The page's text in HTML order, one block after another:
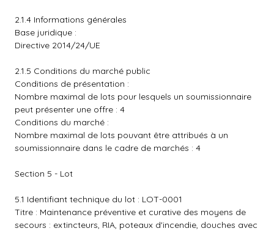
2.1.4 Informations générales
Base juridique :
Directive 2014/24/UE
2.1.5 Conditions du marché public
Conditions de présentation :
Nombre maximal de lots pour lesquels un soumissionnaire
peut présenter une offre : 4
Conditions du marché :
Nombre maximal de lots pouvant être attribués à un
soumissionnaire dans le cadre de marchés : 4
Section 5 - Lot
5.1 Identifiant technique du lot : LOT-0001
Titre : Maintenance préventive et curative des moyens de
secours : extincteurs, RIA, poteaux d'incendie, douches avec